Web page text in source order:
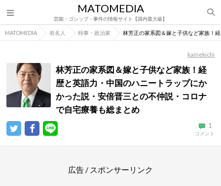
MATOMEDIA
芸能・ゴシップ・事件の情報サイト【国内最大級】
MATOMEDIA 有名人 時事・政治家 林芳正の家系図＆嫁と子供など家族！
kamekichi
林芳正の家系図＆嫁と子供など家族！経
歴と英語力・中国のハニートラップにか
かった説・安倍晋三との不仲説・コロナ
で自宅療養も総まとめ
1
コメント
広告 / スポンサーリンク